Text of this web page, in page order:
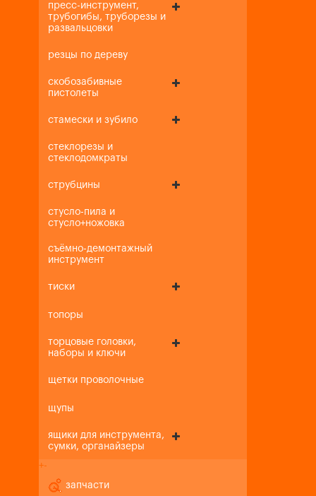
пресс-инструмент,
трубогибы, труборезы и
развальцовки
резцы по дереву
скобозабивные
пистолеты
стамески и зубило
стеклорезы и
стеклодомкраты
струбцины
стусло-пила и
стусло+ножовка
съёмно-демонтажный
инструмент
тиски
топоры
торцовые головки,
наборы и ключи
щетки проволочные
щупы
ящики для инструмента,
сумки, органайзеры
+-
запчасти